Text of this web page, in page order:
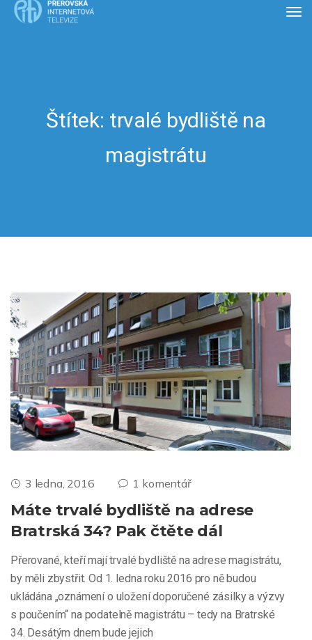
Štítek: trvalé bydliště na
magistrátu
3 ledna, 2016 1 komentář
Máte trvalé bydliště na adrese
Bratrská 34? Pak čtěte dál
Přerované, kteří mají trvalé bydliště na adrese magistrátu,
by měli zbystřit. Od 1. ledna roku 2016 pro ně budou
ukládána „oznámení o uložení doporučené zásilky a výzvy
s poučením“ na podatelně magistrátu – tedy na Bratrské
34. Desátým dnem bude jejich